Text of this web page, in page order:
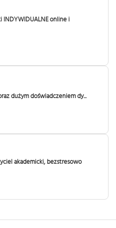
INDYWIDUALNE online i
dużym doświadczeniem dy...
akademicki, bezstresowo